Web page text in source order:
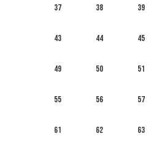
37 38 39
43 44 45
49 50 51
55 56 57
61 62 63